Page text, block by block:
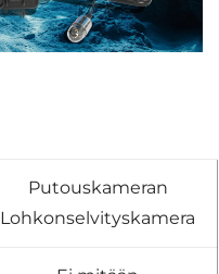
Putouskameran
Lohkonselvityskamera